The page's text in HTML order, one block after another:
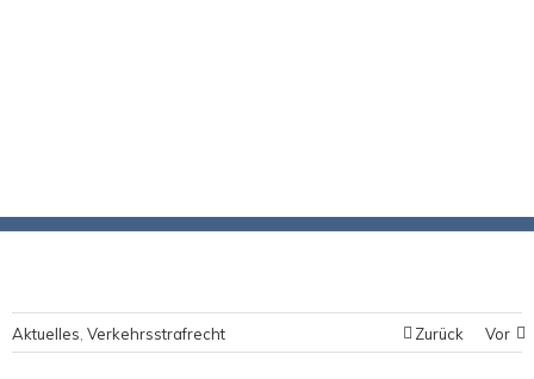
Aktuelles Verkehrsstrafrecht Zurück Vor